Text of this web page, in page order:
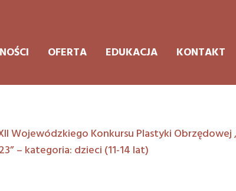
OFERTA EDUKACJA KONTAKT
Wojewódzkiego Konkursu Plastyki Obrzędowej
– kategoria: dzieci (11-14 lat)